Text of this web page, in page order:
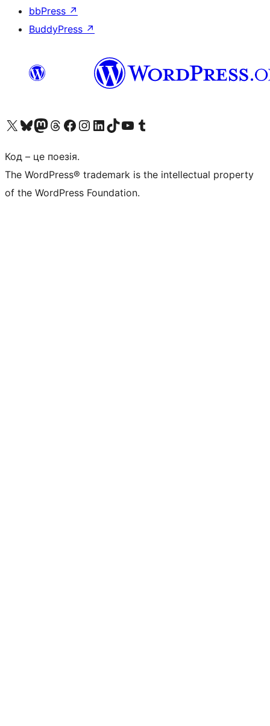
bbPress ↗
BuddyPress ↗
Visit our X (formerly Twitter) account
Visit our Bluesky account
Завітайте до нашої стрічки в Mastodon
Visit our Threads account
Завітайте на нашу сторінку в Facebook
Visit our Instagram account
Visit our LinkedIn account
Visit our TikTok account
Visit our YouTube channel
Visit our Tumblr account
Код – це поезія.
The WordPress® trademark is the intellectual property
of the WordPress Foundation.